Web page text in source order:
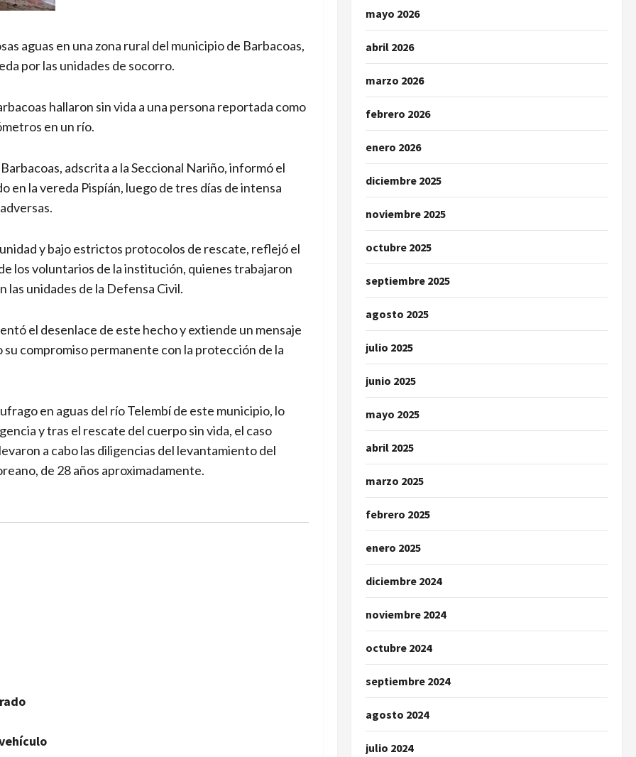
aguas en una zona rural del municipio de Barbacoas,
por las unidades de socorro.
hallaron sin vida a una persona reportada como
en un río.
adscrita a la Seccional Nariño, informó el
en la vereda Pispíán, luego de tres días de intensa
y bajo estrictos protocolos de rescate, reflejó el
los voluntarios de la institución, quienes trabajaron
las unidades de la Defensa Civil.
el desenlace de este hecho y extiende un mensaje
compromiso permanente con la protección de la
en aguas del río Telembí de este municipio, lo
y tras el rescate del cuerpo sin vida, el caso
a cabo las diligencias del levantamiento del
de 28 años aproximadamente.
mayo 2026
abril 2026
marzo 2026
febrero 2026
enero 2026
diciembre 2025
noviembre 2025
octubre 2025
septiembre 2025
agosto 2025
julio 2025
junio 2025
mayo 2025
abril 2025
marzo 2025
febrero 2025
enero 2025
diciembre 2024
noviembre 2024
octubre 2024
septiembre 2024
agosto 2024
julio 2024